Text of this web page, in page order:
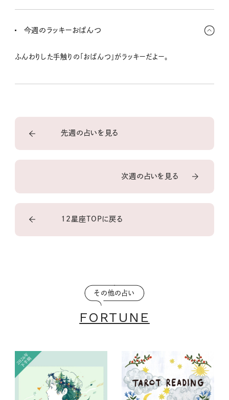
して、体の浄化をしていこう。疲労やストレスが溜まりやすい時期だ
今週のラッキーおぱんつ
ふんわりした手触りの「おぱんつ」がラッキーだよー。
先週の占いを見る
次週の占いを見る
12星座TOPに戻る
その他の占い
FORTUNE